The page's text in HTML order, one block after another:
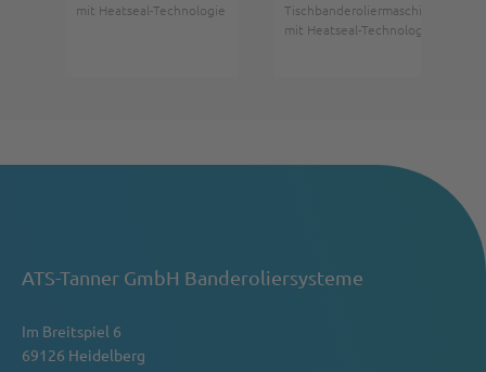
mit Heatseal-Technologie
Tischbanderoliermaschine
mit Heatseal-Technologie
ATS-Tanner GmbH Banderoliersysteme
Im Breitspiel 6
69126 Heidelberg